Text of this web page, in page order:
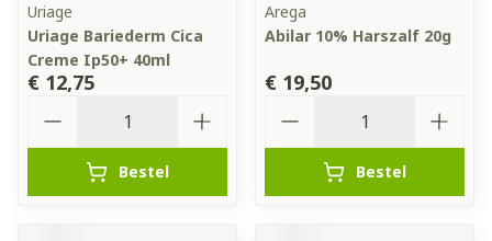
Uriage
Uriage Bariederm Cica
Creme Ip50+ 40ml
€ 12,75
Bestel
Arega
Abilar 10% Harszalf 20g
€ 19,50
Bestel